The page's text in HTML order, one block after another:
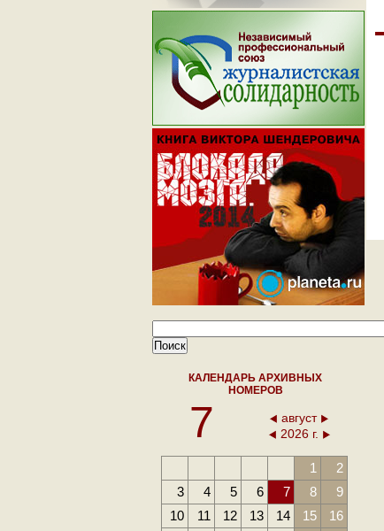
КАЛЕНДАРЬ АРХИВНЫХ
НОМЕРОВ
7
август
2026 г.
1
2
3
4 5 6 7 8
9
10
11 12 13 14 15
16